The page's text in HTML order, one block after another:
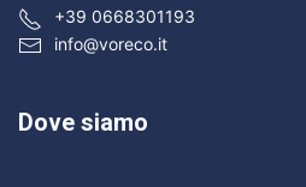
+39 0668301193
info@voreco.it
Dove siamo